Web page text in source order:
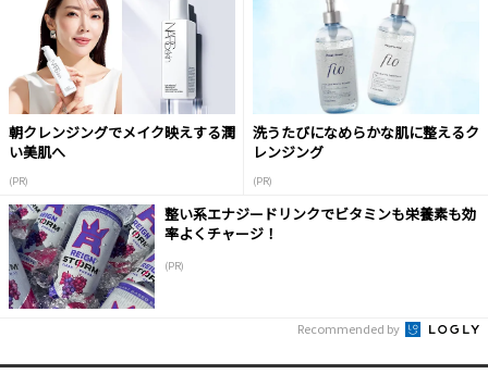
朝クレンジングでメイク映えする潤
い美肌へ
(PR)
洗うたびになめらかな肌に整えるク
レンジング
(PR)
整い系エナジードリンクでビタミンも栄養素も効
率よくチャージ！
(PR)
Recommended by